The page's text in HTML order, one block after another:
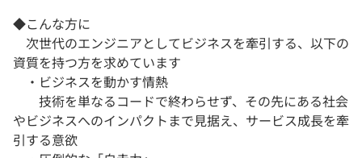
◆こんな方に
次世代のエンジニアとしてビジネスを牽引する、以下の
資質を持つ方を求めています
・ビジネスを動かす情熱
技術を単なるコードで終わらせず、その先にある社会
やビジネスへのインパクトまで見据え、サービス成長を牽
引する意欲